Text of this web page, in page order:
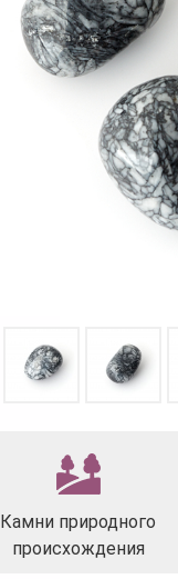
Камни природного
происхождения